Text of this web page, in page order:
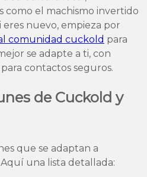
como el machismo invertido
eres nuevo, empieza por
comunidad cuckold para
se adapte a ti, con
contactos seguros.
de Cuckold y
que se adaptan a
una lista detallada: